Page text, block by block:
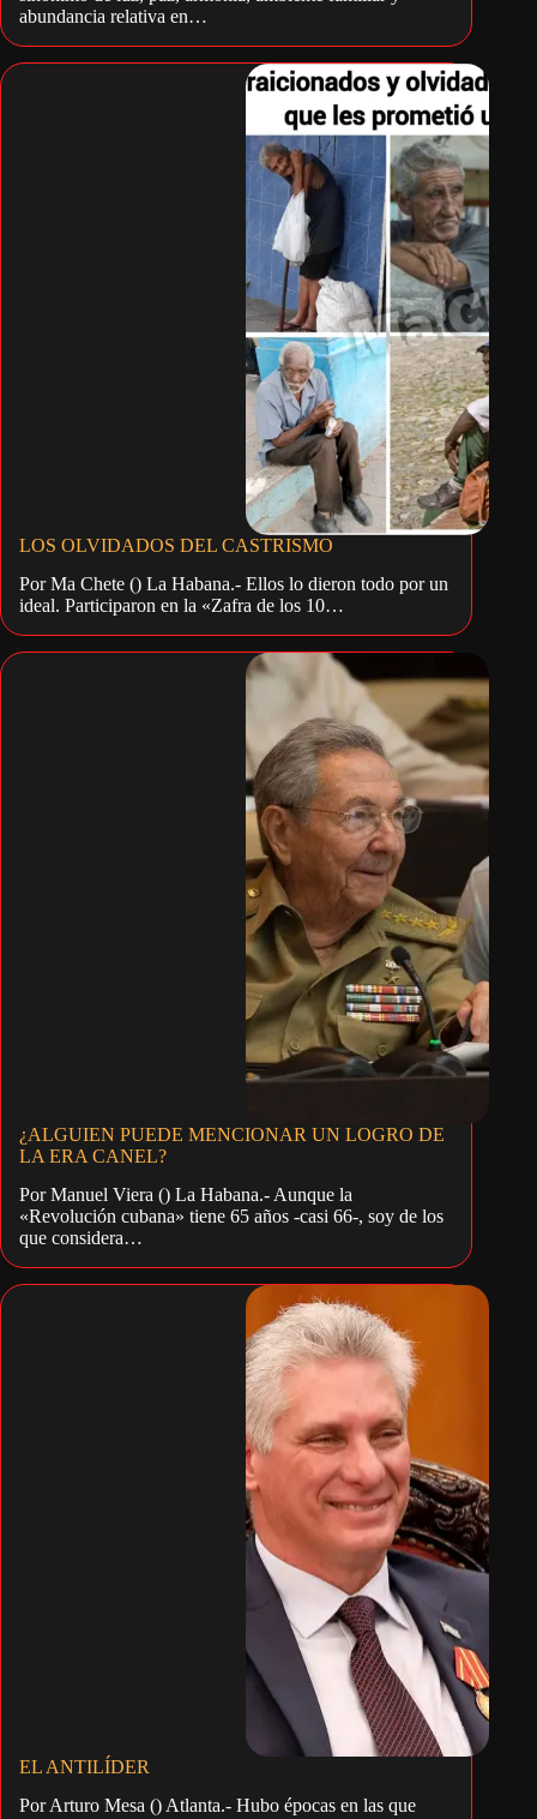
abundancia relativa en…
LOS OLVIDADOS DEL CASTRISMO
Por Ma Chete () La Habana.- Ellos lo dieron todo por un
ideal. Participaron en la «Zafra de los 10…
¿ALGUIEN PUEDE MENCIONAR UN LOGRO DE
LA ERA CANEL?
Por Manuel Viera () La Habana.- Aunque la
«Revolución cubana» tiene 65 años -casi 66-, soy de los
que considera…
EL ANTILÍDER
Por Arturo Mesa () Atlanta.- Hubo épocas en las que